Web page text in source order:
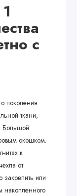
с
поколения
ткани,
Большой
окошком.
к
от
или
накопленного